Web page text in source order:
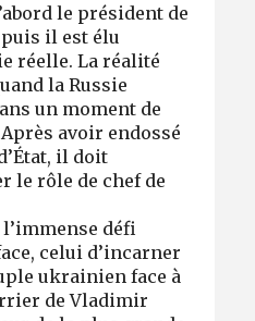
le président de
puis il est élu
réelle. La réalité
la Russie
un moment de
avoir endossé
il doit
le rôle de chef de
défi
celui d’incarner
ukrainien face à
de Vladimir